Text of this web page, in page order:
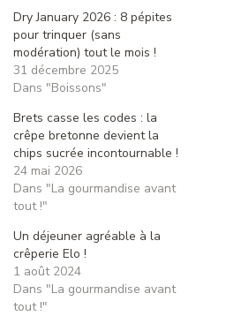
Dry January 2026 : 8 pépites
pour trinquer (sans
modération) tout le mois !
31 décembre 2025
Dans "Boissons"
Brets casse les codes : la
crêpe bretonne devient la
chips sucrée incontournable !
24 mai 2026
Dans "La gourmandise avant
tout !"
Un déjeuner agréable à la
crêperie Elo !
1 août 2024
Dans "La gourmandise avant
tout !"